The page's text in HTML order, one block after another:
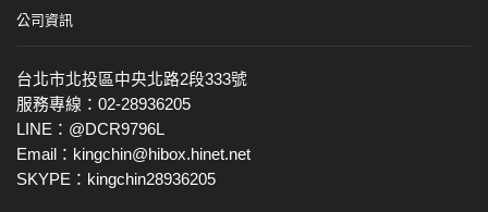
公司資訊
台北市北投區中央北路2段333號
服務專線：02-28936205
LINE：@DCR9796L
Email：kingchin@hibox.hinet.net
SKYPE：kingchin28936205